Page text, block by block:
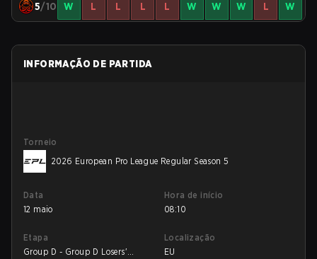
5/10 W L L L L W W W L W
INFORMAÇÃO DE PARTIDA
Torneio
2026 European Pro League Regular Season 5
Data
12 maio
Hora de início
08:10
Etapa
Group D - Group D Losers'
Localização
EU